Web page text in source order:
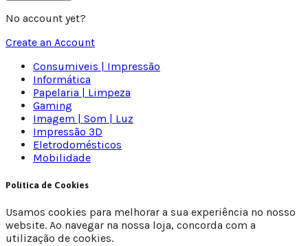
No account yet?
Create an Account
Consumiveis | Impressão
Informática
Papelaria | Limpeza
Gaming
Imagem | Som | Luz
Impressão 3D
Eletrodomésticos
Mobilidade
Política de Cookies
Usamos cookies para melhorar a sua experiência no nosso
website. Ao navegar na nossa loja, concorda com a
utilização de cookies.